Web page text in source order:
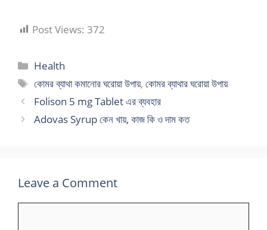
Post Views: 372
Categories
Health
Tags
কোমর ব্যাথা কমানোর ঘরোয়া উপায়,কোমর ব্যাথার ঘরোয়া উপায়
Folison 5 mg Tablet এর ব্যবহার
Adovas Syrup কেন খায়, কাজ কি ও দাম কত
Leave a Comment